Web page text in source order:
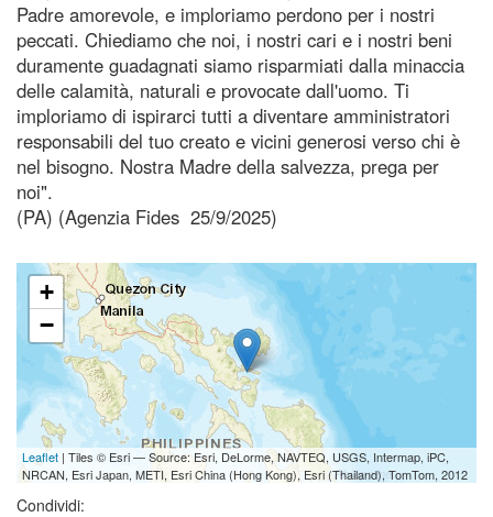
Padre amorevole, e imploriamo perdono per i nostri
peccati. Chiediamo che noi, i nostri cari e i nostri beni
duramente guadagnati siamo risparmiati dalla minaccia
delle calamità, naturali e provocate dall'uomo. Ti
imploriamo di ispirarci tutti a diventare amministratori
responsabili del tuo creato e vicini generosi verso chi è
nel bisogno. Nostra Madre della salvezza, prega per
noi".
(PA) (Agenzia Fides 25/9/2025)
+
−
Leaflet | Tiles © Esri — Source: Esri, DeLorme, NAVTEQ, USGS, Intermap, iPC,
NRCAN, Esri Japan, METI, Esri China (Hong Kong), Esri (Thailand), TomTom, 2012
Condividi: